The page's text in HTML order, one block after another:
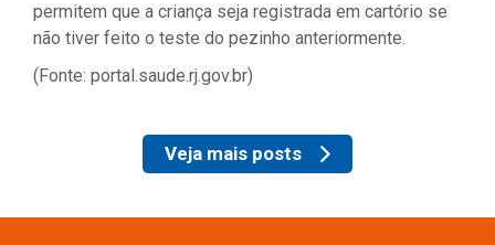
permitem que a criança seja registrada em cartório se
não tiver feito o teste do pezinho anteriormente.
(Fonte: portal.saude.rj.gov.br)
Veja mais posts